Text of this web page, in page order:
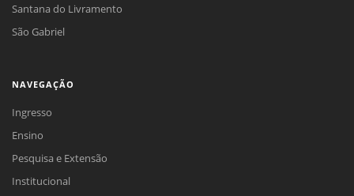
Santana do Livramento
São Gabriel
NAVEGAÇÃO
Ingresso
Ensino
Pesquisa e Extensão
Institucional